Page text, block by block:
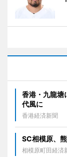
香港・九龍
代風に
香港経済新聞
SC相模原、
相模原町田経済